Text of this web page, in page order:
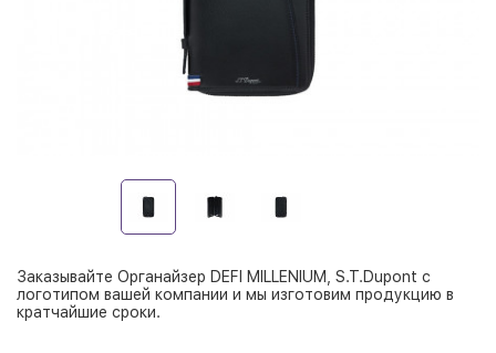
Заказывайте Органайзер DEFI MILLENIUM, S.T.Dupont с
логотипом вашей компании и мы изготовим продукцию в
кратчайшие сроки.